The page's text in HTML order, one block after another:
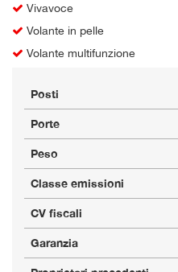
Vivavoce
Volante in pelle
Volante multifunzione
Posti
Porte
Peso
Classe emissioni
CV fiscali
Garanzia